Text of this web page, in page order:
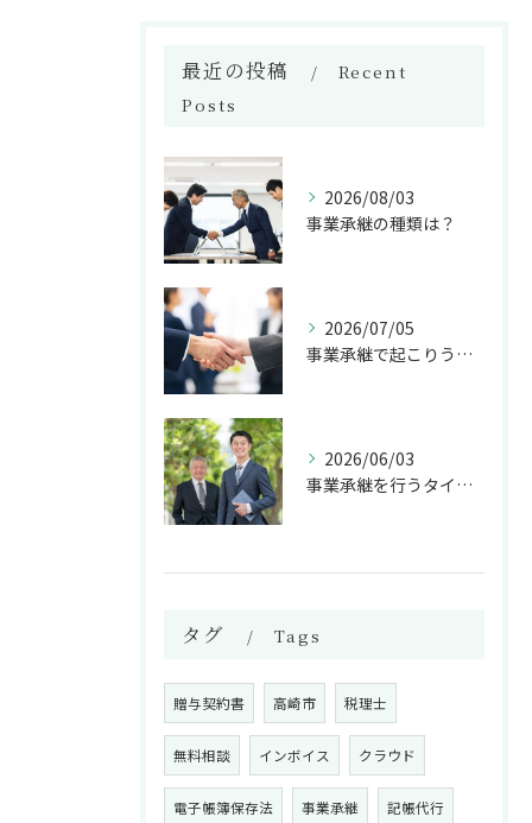
最近の投稿
Recent
Posts
2026/08/03
事業承継の種類は？
2026/07/05
事業承継で起こりうるトラブルとは
2026/06/03
事業承継を行うタイミングは？
タグ Tags
贈与契約書 高崎市 税理士
無料相談 インボイス クラウド
電子帳簿保存法 事業承継 記帳代行